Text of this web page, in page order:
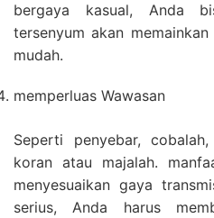
bergaya kasual, Anda
tersenyum akan
mudah.
memperluas Wawasan
Seperti penyebar,
koran atau majalah.
menyesuaikan gaya
serius, Anda harus